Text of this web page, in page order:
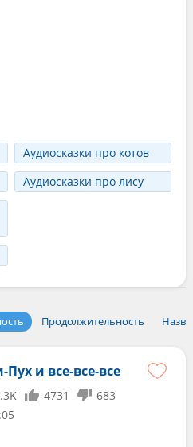
Аудиосказки про котов
Аудиосказки про лису
Продолжительность
и все-все-все
4731
683